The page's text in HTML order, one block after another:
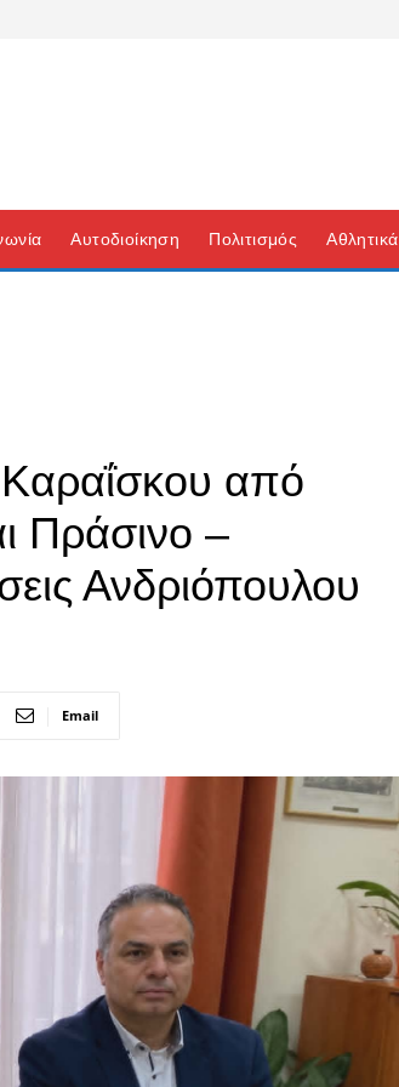
Αυτοδιοίκηση Πολιτισμός Αθλητικά
Καραΐσκου από
Πράσινο –
Ανδριόπουλου
Email